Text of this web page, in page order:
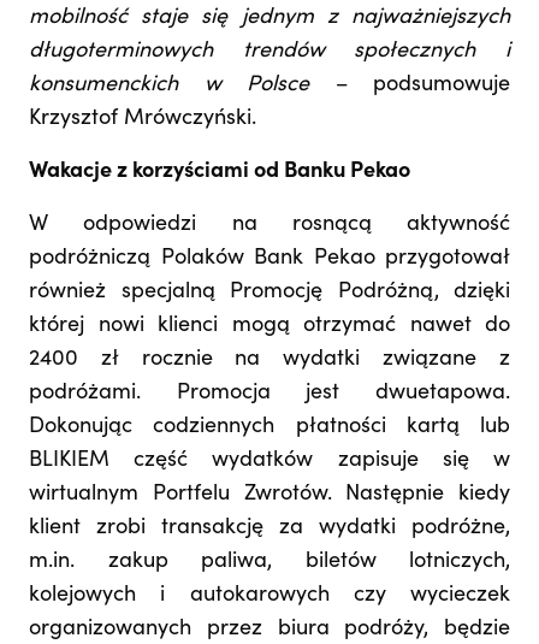
mobilność staje się jednym z najważniejszych
długoterminowych trendów społecznych i
konsumenckich w Polsce– podsumowuje
Krzysztof Mrówczyński.
Wakacje z korzyściami od Banku Pekao
W odpowiedzi na rosnącą aktywność
podróżniczą Polaków Bank Pekao przygotował
również specjalną Promocję Podróżną, dzięki
której nowi klienci mogą otrzymać nawet do
2400 zł rocznie na wydatki związane z
podróżami. Promocja jest dwuetapowa.
Dokonując codziennych płatności kartą lub
BLIKIEM część wydatków zapisuje się w
wirtualnym Portfelu Zwrotów. Następnie kiedy
klient zrobi transakcję za wydatki podróżne,
m.in. zakup paliwa, biletów lotniczych,
kolejowych i autokarowych czy wycieczek
organizowanych przez biura podróży, będzie